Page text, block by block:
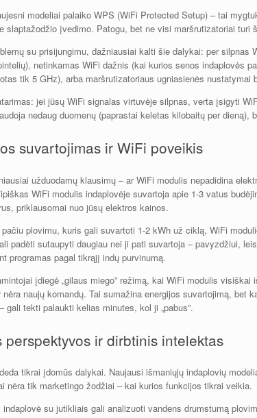
modeliai palaiko WPS (WiFi Protected Setup) – tai
slaptažodžio įvedimo. Patogu, bet ne visi maršrutizatoriai turi
su prisijungimu, dažniausiai kalti šie dalykai: per silpnas
netinkamas WiFi dažnis (kai kurios senos indaplovės
tik 5 GHz), arba maršrutizatoriaus ugniasienės nustatymai
jei jūsų WiFi signalas virtuvėje silpnas, verta įsigyti
nedaug duomenų (paprastai keletas kilobaitų per dieną),
suvartojimas ir WiFi poveikis
užduodamų klausimų – ar WiFi modulis nepadidina
WiFi modulis indaplovėje suvartoja apie 1-3 vatus
priklausomai nuo jūsų elektros kainos.
pačiu plovimu, kuris gali suvartoti 1-2 kWh už ciklą, WiFi
padėti sutaupyti daugiau nei ji pati suvartoja – pavyzdžiui,
programas pagal tikrąjį indų purvinumą.
įdiegė „gilaus miego” režimą, kai WiFi modulis
naujų komandų. Tai sumažina energijos suvartojimą, bet
gali tekti palaukti kelias minutes, kol ji „pabus”.
perspektyvos ir dirbtinis intelektas
tikrai įdomūs dalykai. Naujausi išmaniųjų indaplovių
nėra tik marketingo žodžiai – kai kurios funkcijos tikrai veikia.
su jutikliais gali analizuoti vandens drumstumą